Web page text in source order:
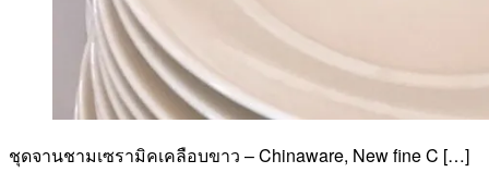
ชุดจานชามเซรามิคเคลือบขาว – Chinaware, New fine C […]